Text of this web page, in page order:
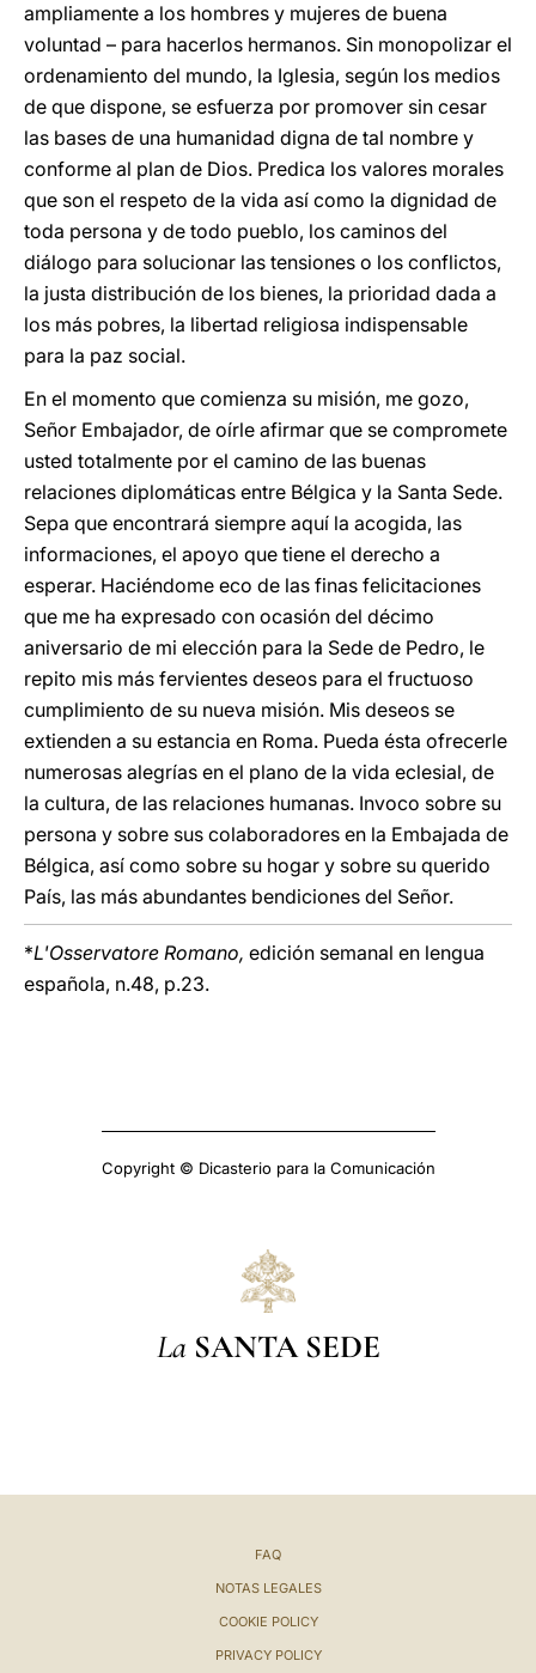
ampliamente a los hombres y mujeres de buena
voluntad – para hacerlos hermanos. Sin monopolizar el
ordenamiento del mundo, la Iglesia, según los medios
de que dispone, se esfuerza por promover sin cesar
las bases de una humanidad digna de tal nombre y
conforme al plan de Dios. Predica los valores morales
que son el respeto de la vida así como la dignidad de
toda persona y de todo pueblo, los caminos del
diálogo para solucionar las tensiones o los conflictos,
la justa distribución de los bienes, la prioridad dada a
los más pobres, la libertad religiosa indispensable
para la paz social.
En el momento que comienza su misión, me gozo,
Señor Embajador, de oírle afirmar que se compromete
usted totalmente por el camino de las buenas
relaciones diplomáticas entre Bélgica y la Santa Sede.
Sepa que encontrará siempre aquí la acogida, las
informaciones, el apoyo que tiene el derecho a
esperar. Haciéndome eco de las finas felicitaciones
que me ha expresado con ocasión del décimo
aniversario de mi elección para la Sede de Pedro, le
repito mis más fervientes deseos para el fructuoso
cumplimiento de su nueva misión. Mis deseos se
extienden a su estancia en Roma. Pueda ésta ofrecerle
numerosas alegrías en el plano de la vida eclesial, de
la cultura, de las relaciones humanas. Invoco sobre su
persona y sobre sus colaboradores en la Embajada de
Bélgica, así como sobre su hogar y sobre su querido
País, las más abundantes bendiciones del Señor.
*L'Osservatore Romano, edición semanal en lengua
española, n.48, p.23.
Copyright © Dicasterio para la Comunicación
La SANTA SEDE
FAQ
NOTAS LEGALES
COOKIE POLICY
PRIVACY POLICY